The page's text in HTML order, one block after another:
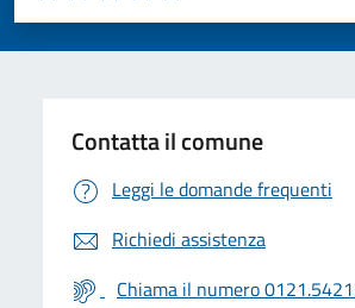
Valuta 5 stelle su 5
Valuta 4 stelle su 5
Valuta 3 stelle su 5
Valuta 2 stelle su 5
Valuta 1 stelle su 5
Contatta il comune
Leggi le domande frequenti
Richiedi assistenza
Chiama il numero